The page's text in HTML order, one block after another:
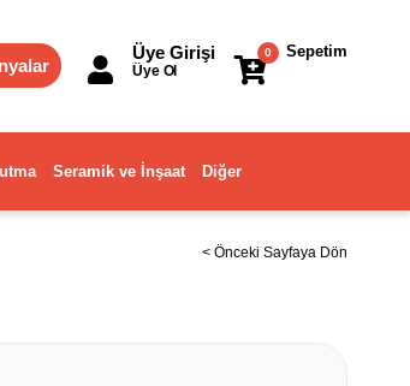
Sepetim
0
Üye Girişi
Üye Ol
Seramik ve İnşaat Diğer
< Önceki Sayfaya Dön